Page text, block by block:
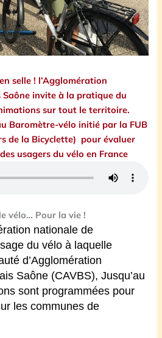
selle ! l’Agglomération
invite à la pratique du
sur tout le territoire.
Baromètre-vélo initié par la FUB
de la Bicyclette) pour évaluer
usagers du vélo en France
vélo… Pour la vie !
nationale de
du vélo à laquelle
d’Agglomération
Saône (CAVBS),Jusqu’au
sont programmées pour
les communes de